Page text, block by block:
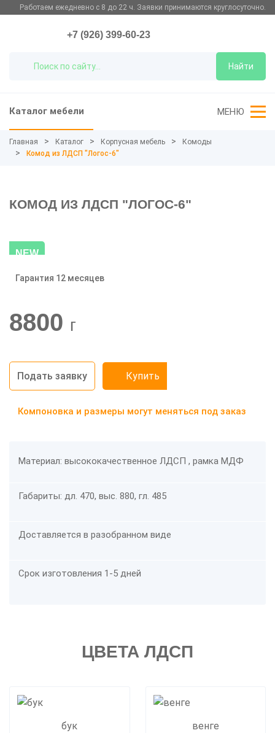
Работаем ежедневно с 8 до 22 ч. Заявки принимаются круглосуточно.
Найти
+7 (926) 399-60-23
Каталог мебели МЕНЮ
Главная Каталог Корпусная мебель
Комоды
Комод из ЛДСП "Логос-6"
КОМОД ИЗ ЛДСП "ЛОГОС-6"
NEW
-20%
Гарантия 12 месяцев
8800 г
Подать заявку Купить
Компоновка и размеры могут меняться под заказ
Материал: высококачественное ЛДСП , рамка МДФ
Габариты: дл. 470, выс. 880, гл. 485
Доставляется в разобранном виде
Срок изготовления 1-5 дней
ЦВЕТА ЛДСП
бук венге